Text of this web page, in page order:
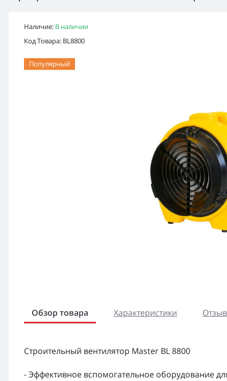
Наличие: В наличии
Код Товара: BL8800
Популярный
Обзор товара Характеристики
Строительный вентилятор Master BL 8800
- Эффективное вспомогательное оборудование